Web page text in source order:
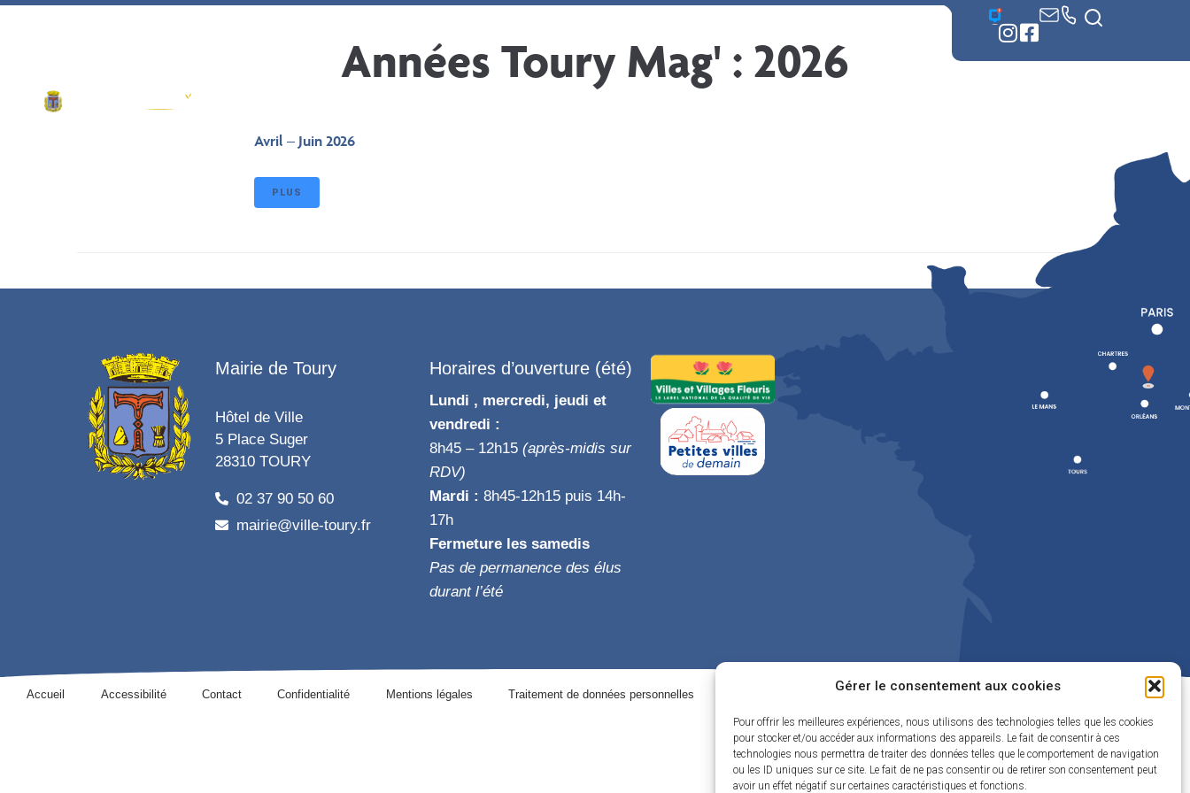
Gérer le consentement aux cookies
Pour offrir les meilleures expériences, nous utilisons des technologies telles que les cookies
pour stocker et/ou accéder aux informations des appareils. Le fait de consentir à ces
technologies nous permettra de traiter des données telles que le comportement de navigation
ou les ID uniques sur ce site. Le fait de ne pas consentir ou de retirer son consentement peut
avoir un effet négatif sur certaines caractéristiques et fonctions.
Années Toury Mag' : 2026
Avril – Juin 2026
PLUS
Mairie de Toury
Hôtel de Ville
5 Place Suger
28310 TOURY
02 37 90 50 60
mairie@ville-toury.fr
Horaires d’ouverture (été)
Lundi , mercredi, jeudi et
vendredi :
8h45 – 12h15(après-midis sur
RDV)
Mardi : 8h45-12h15 puis 14h-
17h
Fermeture les samedis
Pas de permanence des élus
durant l’été
Accueil Accessibilité Contact Confidentialité Mentions légales Traitement de données personnelles Propulsé par Utopia (sites internet de collectivités & GRC/GRU)